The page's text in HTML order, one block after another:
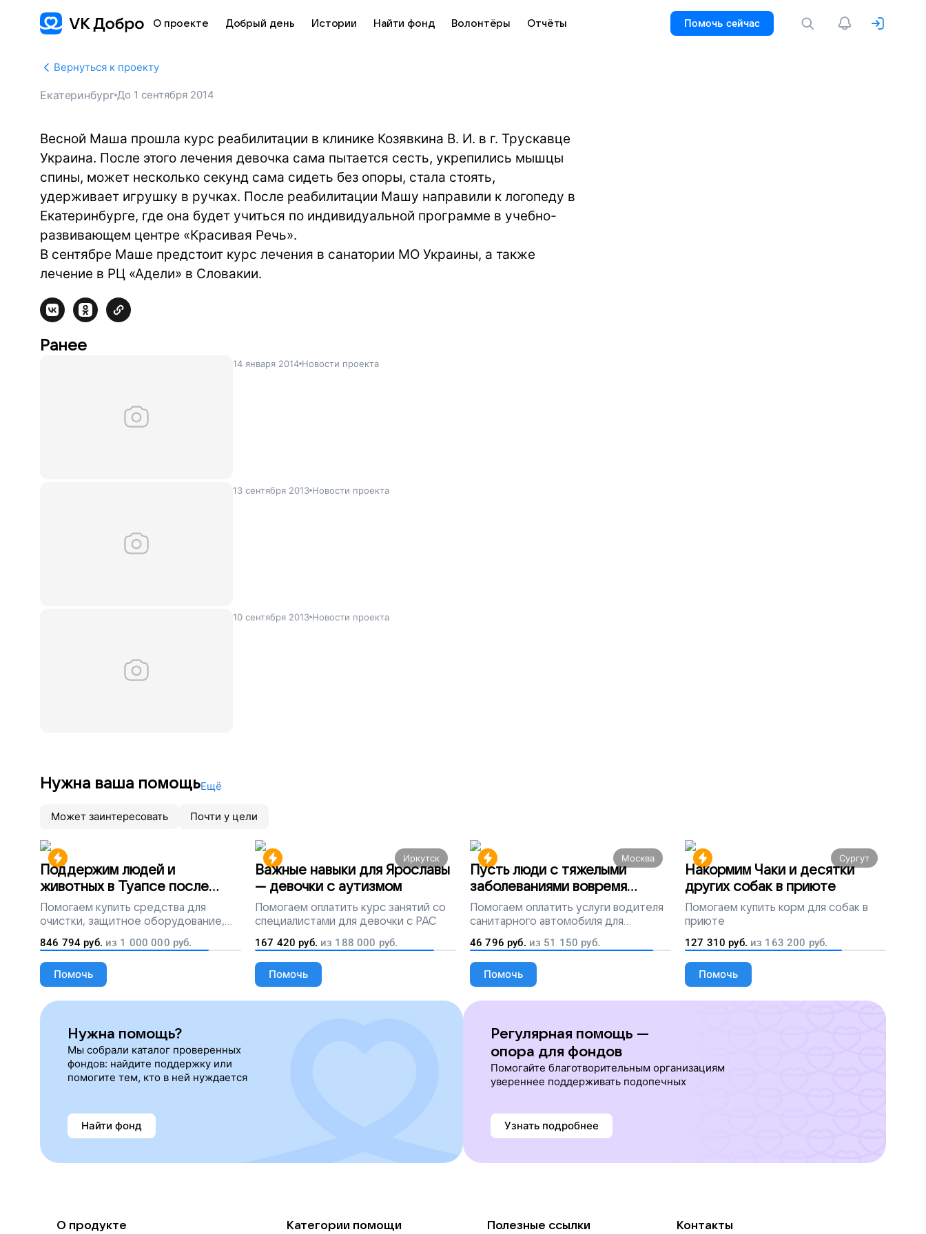
О проекте Добрый день Истории Найти фонд Волонтёры Отчёты Помочь сейчас
Вернуться к проекту
Екатеринбург До 1 сентября 2014
Весной Маша прошла курс реабилитации в клинике Козявкина В. И. в г. Трускавце
Украина. После этого лечения девочка сама пытается сесть, укрепились мышцы
спины, может несколько секунд сама сидеть без опоры, стала стоять,
удерживает игрушку в ручках. После реабилитации Машу направили к логопеду в
Екатеринбурге, где она будет учиться по индивидуальной программе в учебно-
развивающем центре «Красивая Речь».
В сентябре Маше предстоит курс лечения в санатории МО Украины, а также
лечение в РЦ «Адели» в Словакии.
Ранее
14 января 2014 Новости проекта
13 сентября 2013 Новости проекта
10 сентября 2013 Новости проекта
Нужна ваша помощьЕщё
Может заинтересовать Почти у цели
Поддержим людей и
животных в Туапсе после
разлива мазута
Помогаем купить средства для
очистки, защитное оборудование,
лекарства, корм и предметы первой
необходимости
846 794 руб. из 1 000 000 руб.
Помочь
Иркутск
Важные навыки для Ярославы
— девочки с аутизмом
Помогаем оплатить курс занятий со
специалистами для девочки с РАС
167 420 руб. из 188 000 руб.
Помочь
Москва
Пусть люди с тяжелыми
заболеваниями вовремя
попадут на лечение
Помогаем оплатить услуги водителя
санитарного автомобиля для
перевозки тяжелобольных людей
46 796 руб. из 51 150 руб.
Помочь
Сургут
Накормим Чаки и десятки
других собак в приюте
Помогаем купить корм для собак в
приюте
127 310 руб. из 163 200 руб.
Помочь
Нужна помощь?
Мы собрали каталог проверенных
фондов: найдите поддержку или
помогите тем, кто в ней нуждается
Найти фонд
Регулярная помощь —
опора для фондов
Помогайте благотворительным организациям
увереннее поддерживать подопечных
Узнать подробнее
О продукте Категории помощи Полезные ссылки Контакты